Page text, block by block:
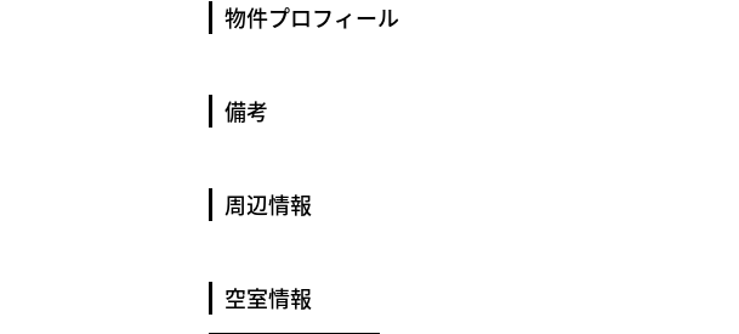
物件プロフィール
備考
周辺情報
空室情報